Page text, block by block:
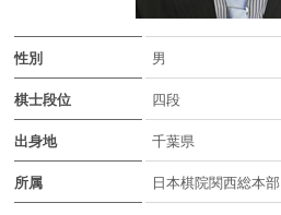
性別 男
棋士段位 四段
出身地 千葉県
所属 日本棋院関西総本部